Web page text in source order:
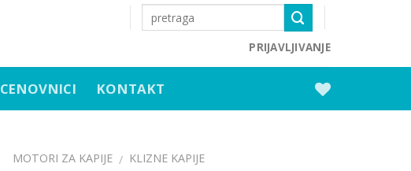
PRIJAVLJIVANJE
CENOVNICI KONTAKT
MOTORI ZA KAPIJE / KLIZNE KAPIJE